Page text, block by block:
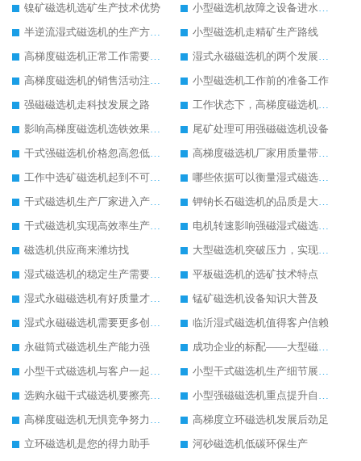
镍矿磁选机选矿生产技术优势
小型磁选机故障之设备进水处理方法
半逆流湿式磁选机的生产方式有待改进
小型磁选机走精矿生产路线
高梯度磁选机正常工作需要操作人员用心观察
湿式永磁磁选机的两个发展方向
高梯度磁选机的销售活动注意事项
小型磁选机工作前的准备工作
强磁磁选机走科技发展之路
工作状态下，高梯度磁选机进水怎么办
影响高梯度磁选机选铁效果高低的因素
尾矿处理可用强磁磁选机设备
干式强磁选机价格忽高忽低的原因
高梯度磁选机厂家用质量带动生产
工作中选矿磁选机起到不可替代的作用
哪些依据可以衡量湿式磁选机工作效果
干式磁选机生产厂家进入产业创新阶段
钾钠长石磁选机的品质是大家认可的
干式磁选机实现高效率生产形式
电机转速影响强磁湿式磁选机工作效率
磁选机供应商来潍坊找
大型磁选机突破压力，实现飞跃发展
湿式磁选机的稳定生产需要做好日常保养工作
平板磁选机的选矿技术特点
湿式永磁磁选机有好质量才有好未来
锰矿磁选机设备知识大普及
湿式永磁磁选机需要更多创新生产
临沂湿式磁选机值得客户信赖
永磁筒式磁选机生产能力强
成功企业的标配——大型磁选机
小型干式磁选机与客户一起成长
小型干式磁选机生产细节展现在哪
选购永磁干式磁选机要擦亮眼睛
小型强磁磁选机重点提升自身实力
高梯度磁选机无惧竞争努力发展
高梯度立环磁选机发展后劲足
立环磁选机是您的得力助手
河砂磁选机低碳环保生产